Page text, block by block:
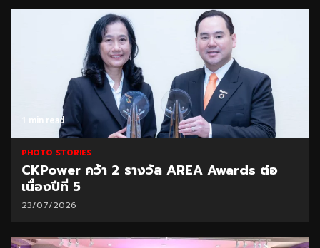
1 min read
PHOTO STORIES
CKPower คว้า 2 รางวัล AREA Awards ต่อ
เนื่องปีที่ 5
23/07/2026